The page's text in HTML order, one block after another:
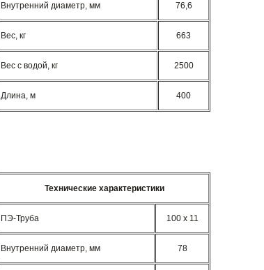
Внутренний диаметр, мм 76,6
Вес, кг 663
Вес с водой, кг 2500
Длина, м 400
Технические характеристики
ПЭ-Труба 100 x 11
Внутренний диаметр, мм 78